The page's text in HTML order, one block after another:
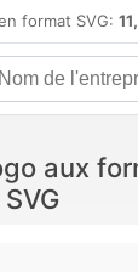
format SVG:
aux
SVG